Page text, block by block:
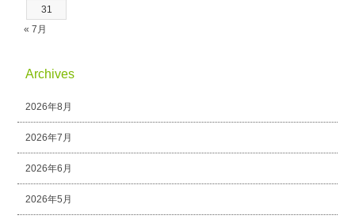
31
« 7月
Archives
2026年8月
2026年7月
2026年6月
2026年5月